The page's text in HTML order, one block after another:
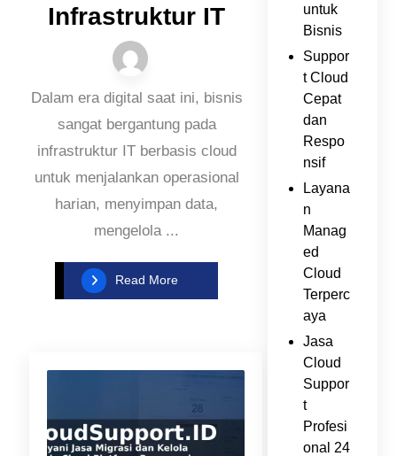
Infrastruktur IT
Dalam era digital saat ini, bisnis
sangat bergantung pada
infrastruktur IT berbasis cloud
untuk menjalankan operasional
harian, menyimpan data,
mengelola ...
Read More
untuk
Bisnis
Suppor
t Cloud
Cepat
dan
Respo
nsif
Layana
n
Manag
ed
Cloud
Terperc
aya
Jasa
Cloud
Suppor
t
Profesi
onal 24